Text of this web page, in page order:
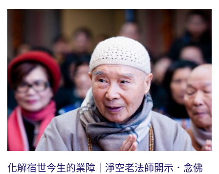
化解宿世今生的業障｜淨空老法師開示．念佛